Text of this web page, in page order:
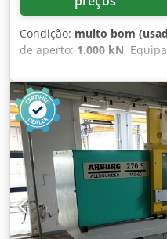
Condição: muito bom
de aperto: 1.000 kN,
, Força de fixação:
Distância entre as placas:
livre entre colunas: 420 ×
mm, Força do ejetor: 40 kN
Rosca: 35 mm, Relação L/D
máximo de plastificação:
35.047 Bomba L x C x A:
kg Idiomas: Tcheco, Inglês,
encontra-se em excelente
Em operação até 30 de
energizada